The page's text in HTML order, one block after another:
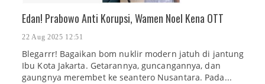
Edan! Prabowo Anti Korupsi, Wamen Noel Kena OTT
22 Aug 2025 12:51
Blegarrr! Bagaikan bom nuklir modern jatuh di jantung
Ibu Kota Jakarta. Getarannya, guncangannya, dan
gaungnya merembet ke seantero Nusantara. Pada...